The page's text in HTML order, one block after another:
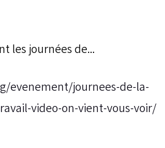
les journées de...
evenement/journees-de-la-
video-on-vient-vous-voir/